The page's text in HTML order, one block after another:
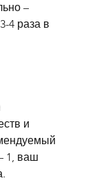
–
4 раза в
и
1, ваш